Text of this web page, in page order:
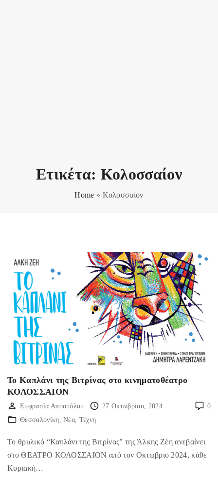
Ετικέτα: Κολοσσαίον
Home » Κολοσσαίον
Το Καπλάνι της Βιτρίνας στο κινηματοθέατρο
ΚΟΛΟΣΣΑΙΟΝ
0
Ευφρασία Αποστόλου
27 Οκτωβρίου, 2024
Θεσσαλονίκη
Νέα Τέχνη
Το θρυλικό “Καπλάνι της Βιτρίνας” της Άλκης Ζέη ανεβαίνει
στο ΘΕΑΤΡΟ ΚΟΛΟΣΣΑΙΟΝ από τον Οκτώβριο 2024, κάθε
Κυριακή…